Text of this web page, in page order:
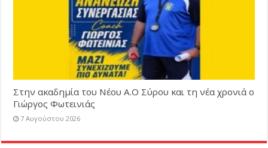
Στην ακαδημία του Νέου Α.Ο Σύρου και τη νέα χρονιά ο
Γιώργος Φωτεινιάς
7 Αυγούστου 2026